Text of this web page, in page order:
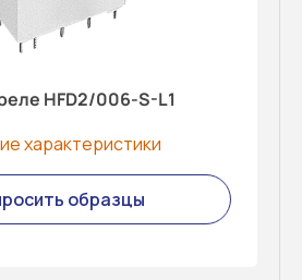
HFD2/006-S-L1
характеристики
образцы